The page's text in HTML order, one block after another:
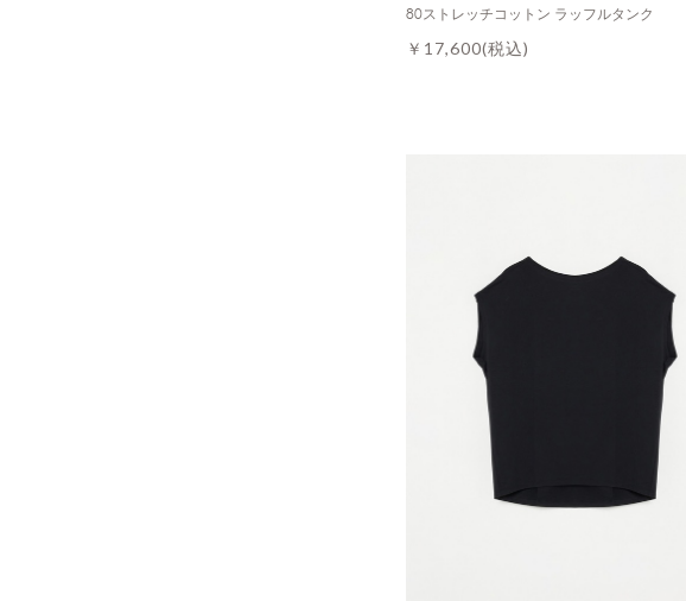
80ストレッチコットン ラッフルタンク
￥17,600(税込)